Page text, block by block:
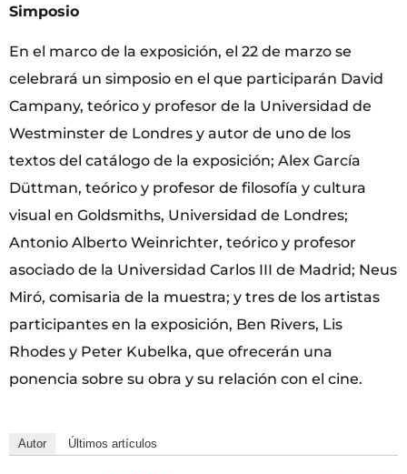
Simposio
En el marco de la exposición, el 22 de marzo se
celebrará un simposio en el que participarán David
Campany, teórico y profesor de la Universidad de
Westminster de Londres y autor de uno de los
textos del catálogo de la exposición; Alex García
Düttman, teórico y profesor de filosofía y cultura
visual en Goldsmiths, Universidad de Londres;
Antonio Alberto Weinrichter, teórico y profesor
asociado de la Universidad Carlos III de Madrid; Neus
Miró, comisaria de la muestra; y tres de los artistas
participantes en la exposición, Ben Rivers, Lis
Rhodes y Peter Kubelka, que ofrecerán una
ponencia sobre su obra y su relación con el cine.
Autor Últimos artículos